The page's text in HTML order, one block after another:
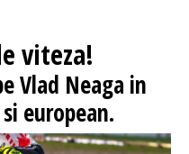
viteza!
Vlad Neaga in
european.